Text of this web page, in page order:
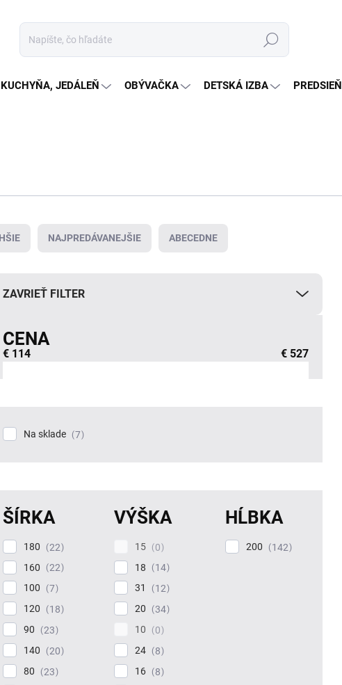
Hľadať
KUCHYŇA, JEDÁLEŇ OBÝVAČKA DETSKÁ IZBA PREDSIEŇ
NAJPREDÁVANEJŠIE ABECEDNE
ZAVRIEŤ FILTER
CENA
€ 114 € 527
Na sklade 7
ŠÍRKA
180
22
160
22
100
7
120
18
90
23
140
20
80
23
VÝŠKA
15
0
18
14
31
12
20
34
10
0
24
8
16
8
HĹBKA
200 142